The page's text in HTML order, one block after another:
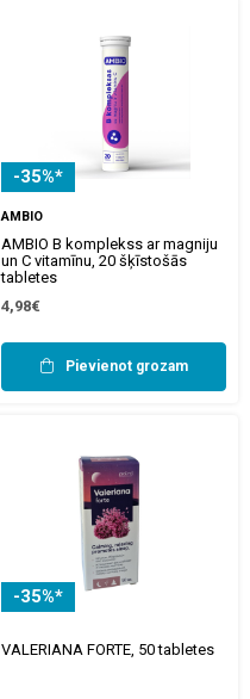
-35%*
AMBIO
AMBIO B komplekss ar magniju
un C vitamīnu, 20 šķīstošās
tabletes
4,98€
Pievienot grozam
-35%*
VALERIANA FORTE, 50 tabletes